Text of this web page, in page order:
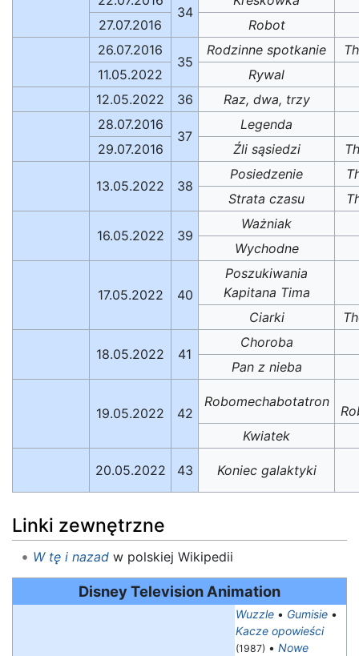
34
27.07.2016
Robot
26.07.2016
35
Rodzinne spotkanie
11.05.2022
Rywal
12.05.2022
36
Raz, dwa, trzy
28.07.2016
37
Legenda
29.07.2016
Źli sąsiedzi
13.05.2022 38
Posiedzenie
Strata czasu
16.05.2022 39
Ważniak
Wychodne
17.05.2022 40
Poszukiwania
Kapitana Tima
Ciarki
18.05.2022 41
Choroba
Pan z nieba
19.05.2022 42
Robomechabotatron
Kwiatek
20.05.2022 43 Koniec galaktyki
Linki zewnętrzne
W tę i nazadw polskiej Wikipedii
Disney Television Animation
Wuzzle • Gumisie •
Kacze opowieści
(1987) • Nowe